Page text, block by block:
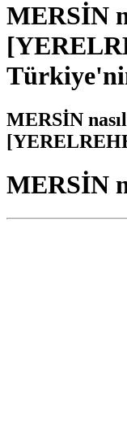
MERSİN
MERSİN
MERSİN